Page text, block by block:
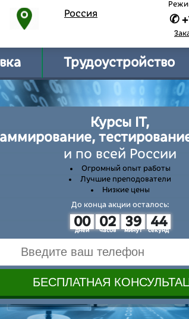
Россия ✆
Трудоустройство
Курсы IT,
и по всей России
Огромный опыт работы
Лучшие преподователи
Низкие цены
До конца акции осталось:
00 02 39 43
дней часов минут секунд